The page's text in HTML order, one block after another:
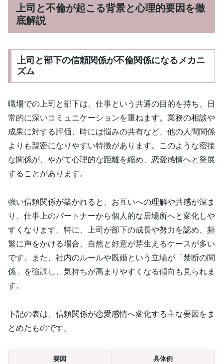
上司と不倫が起こる背景と心理的要因を徹
底解説
上司と部下の信頼関係が不倫関係になるメカニ
ズム
職場での上司と部下は、仕事という共通の目的を持ち、日
常的に深いコミュニケーションを重ねます。業務の相談や
成果に対する評価、時には悩みの共有など、他の人間関係
よりも親密になりやすい特徴があります。このような密接
な関係が、やがて心理的な距離を縮め、恋愛感情へと発展
することがあります。
強い信頼関係が築かれると、お互いへの理解や共感が深ま
り、仕事上のパートナーから個人的な居場所へと変化しや
すくなります。特に、上司が部下の成長や努力を認め、頻
繁に声をかける場合、自然と好意が芽生えるケースが多い
です。また、社内のルールや既婚という立場が「禁断の関
係」を強調し、気持ちが高まりやすくなる傾向も見られま
す。
下記の表は、信頼関係が恋愛感情へ変化する主な要因をま
とめたものです。
要因 具体例